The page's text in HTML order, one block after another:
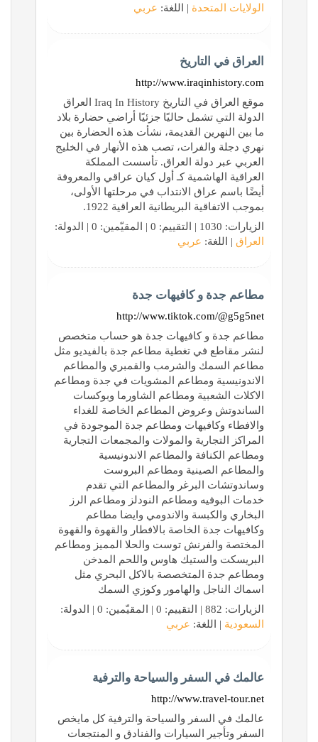
الولايات المتحدة | اللغة: عربي
العراق في التاريخ
http://www.iraqinhistory.com
موقع العراق في التاريخ Iraq In History العراق
الدولة التي تشمل حاليًا جزئيًا أراضي حضارة بلاد
ما بين النهرين القديمة، نشأت هذه الحضارة بين
نهري دجلة والفرات، تصب هذه الأنهار في الخليج
العربي عبر دولة العراق. تأسست المملكة
العراقية الهاشمية كـ أول كيان عراقي والمعروفة
أيضًا باسم عراق الانتداب في مرحلتها الأولى،
بموجب الاتفاقية البريطانية العراقية 1922.
الزيارات: 1030 | التقييم: 0 | المقيّمين: 0 | الدولة:
العراق | اللغة: عربي
مطاعم جدة و كافيهات جدة
http://www.tiktok.com/@g5g5net
مطاعم جدة و كافيهات جدة هو حساب متخصص
لنشر مقاطع في تغطية مطاعم جدة بالفيديو مثل
مطاعم السمك والشرمب والقمبري والمطاعم
الاندونيسية ومطاعم المشويات في جدة ومطاعم
الاكلات الشعبية ومطاعم الشاورما وبوكسات
الساندوتش وعروض المطاعم الخاصة للغداء
والافطاء وكافيهات ومطاعم جدة الموجودة في
المراكز التجارية والمولات والمجمعات التجارية
ومطاعم الكنافة والمطاعم الاندونيسية
والمطاعم الصينية ومطاعم البروست
وساندوتشات البرغر والمطاعم التي تقدم
خدمات البوفيه ومطاعم النودلز ومطاعم الرز
البخاري والكبسة والاندومي وايضا مطاعم
وكافيهات جدة الخاصة بالافطار والقهوة والقهوة
المختصة والفرنش توست والحلا المميز ومطاعم
البريسكت والستيك هاوس واللحم المدخن
ومطاعم جدة المتخصصة بالاكل البحري مثل
اسماك الناجل والهامور وكوزي السمك
الزيارات: 882 | التقييم: 0 | المقيّمين: 0 | الدولة:
السعودية | اللغة: عربي
عالمك في السفر والسياحة والترفية
http://www.travel-tour.net
عالمك في السفر والسياحة والترفية كل مايخص
السفر وتأجير السيارات والفنادق و المنتجعات